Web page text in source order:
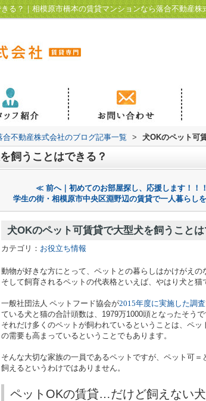
る？｜相模原市橋本の賃貸マンションなら落合不動産株
合不動産株式会社のブログ記事一覧 > 犬OKのペット可
飼うことはできる？
≪ 前へ｜初めてのお部屋探し、応援します！！！
学生の街・相模原市中央区淵野辺の賃貸で一人暮らし
犬OKのペット可賃貸で大型犬を飼うことは
カテゴリ： お役立ち情報
動物が好きな方にとって、ペットとの暮らしはかけがえの
そして飼育されるペットの代表格といえば、やはり犬と猫
一般社団法人 ペットフード協会が2015年度に実施した調査
ている犬と猫の合計頭数は、 1979万1000頭となったそうで
それだけ多くのペットが飼われているということは、ペッ
の需要も高まっているということでもあります。
そんな大切な家族の一員であるペットですが、ペット可＝
飼えるというわけではありません。
ペットOKの賃貸…だけど飼えない犬